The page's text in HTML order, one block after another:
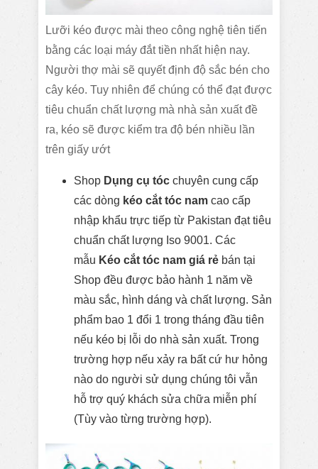
Lưỡi kéo được mài theo công nghệ tiên tiến
bằng các loại máy đắt tiền nhất hiện nay.
Người thợ mài sẽ quyết định độ sắc bén cho
cây kéo. Tuy nhiên để chúng có thể đạt được
tiêu chuẩn chất lượng mà nhà sản xuất đề
ra, kéo sẽ được kiểm tra độ bén nhiều lần
trên giấy ướt
Shop Dụng cụ tóc chuyên cung cấp
các dòng kéo cắt tóc nam cao cấp
nhập khẩu trực tiếp từ Pakistan đạt tiêu
chuẩn chất lượng Iso 9001. Các
mẫu Kéo cắt tóc nam giá rẻ bán tại
Shop đều được bảo hành 1 năm về
màu sắc, hình dáng và chất lượng. Sản
phẩm bao 1 đổi 1 trong tháng đầu tiên
nếu kéo bị lỗi do nhà sản xuất. Trong
trường hợp nếu xảy ra bất cứ hư hỏng
nào do người sử dụng chúng tôi vẫn
hỗ trợ quý khách sửa chữa miễn phí
(Tùy vào từng trường hợp).